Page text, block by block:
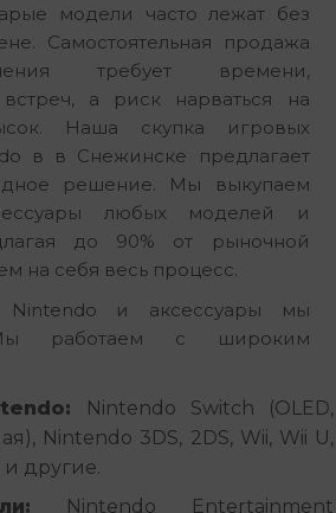
модели часто лежат без
Самостоятельная продажа
требует времени,
а риск нарваться на
Наша скупка игровых
в в Снежинске предлагает
решение. Мы выкупаем
любых моделей и
до 90% от рыночной
на себя весь процесс.
Nintendo и аксессуары мы
работаем с широким
Nintendo Switch (OLED,
Nintendo 3DS, 2DS, Wii, Wii U,
и другие.
Nintendo Entertainment